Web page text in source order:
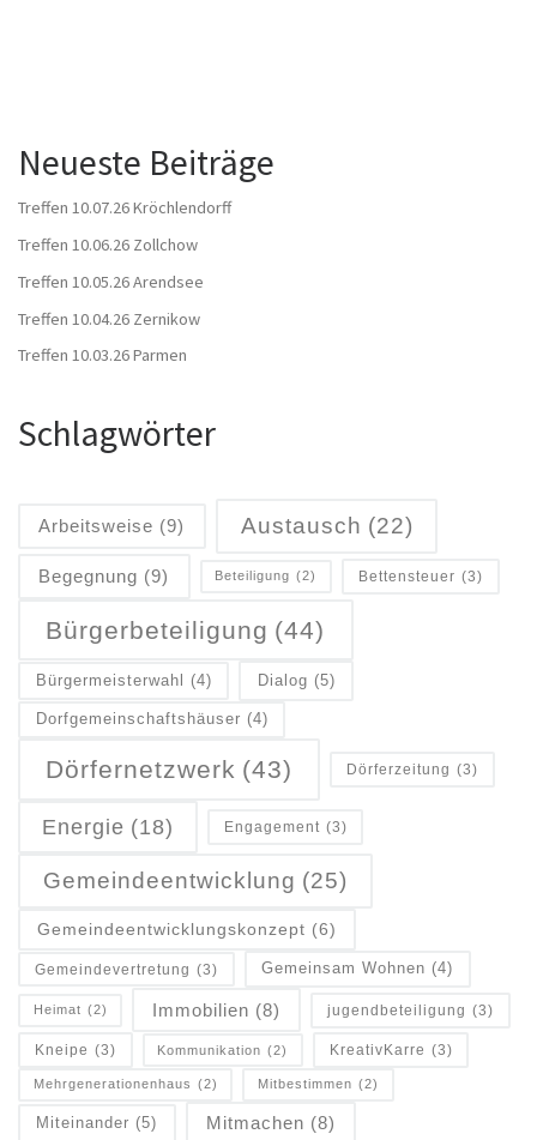
Neueste Beiträge
Treffen 10.07.26 Kröchlendorff
Treffen 10.06.26 Zollchow
Treffen 10.05.26 Arendsee
Treffen 10.04.26 Zernikow
Treffen 10.03.26 Parmen
Schlagwörter
Arbeitsweise (9) Austausch (22)
Begegnung (9) Beteiligung (2) Bettensteuer (3)
Bürgerbeteiligung (44)
Bürgermeisterwahl (4) Dialog (5)
Dorfgemeinschaftshäuser (4)
Dörfernetzwerk (43) Dörferzeitung (3)
Energie (18) Engagement (3)
Gemeindeentwicklung (25)
Gemeindeentwicklungskonzept (6)
Gemeindevertretung (3) Gemeinsam Wohnen (4)
Heimat (2) Immobilien (8) jugendbeteiligung (3)
Kneipe (3) Kommunikation (2) KreativKarre (3)
Mehrgenerationenhaus (2) Mitbestimmen (2)
Miteinander (5) Mitmachen (8)